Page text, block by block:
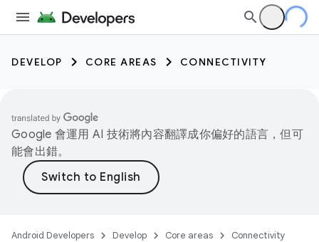
DEVELOP CORE AREAS CONNECTIVITY
Google 會運用 AI 技術將內容翻譯成你偏好的語言，但可
能會出錯。
Android Developers Develop Core areas
Connectivity